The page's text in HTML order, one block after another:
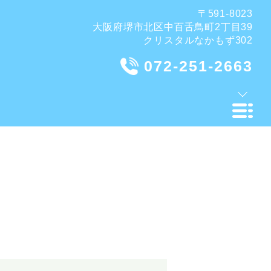
〒591-8023
大阪府堺市北区中百舌鳥町2丁目39
クリスタルなかもず302
072-251-2663